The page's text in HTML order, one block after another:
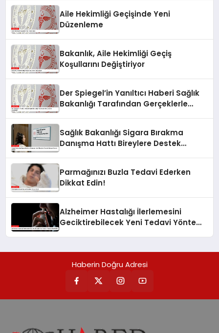
Aile Hekimliği Geçişinde Yeni
Düzenleme
Bakanlık, Aile Hekimliği Geçiş
Koşullarını Değiştiriyor
Der Spiegel’in Yanıltıcı Haberi Sağlık
Bakanlığı Tarafından Gerçeklerle
Sağlık Bakanlığı Sigara Bırakma
Danışma Hattı Bireylere Destek
Parmağınızı Buzla Tedavi Ederken
Dikkat Edin!
Alzheimer Hastalığı İlerlemesini
Geciktirebilecek Yeni Tedavi Yöntemi
Haberin Doğru Adresi